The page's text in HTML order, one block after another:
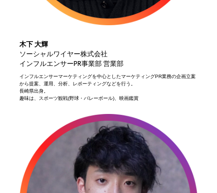
木下 大輝
ソーシャルワイヤー株式会社
インフルエンサーPR事業部 営業部
インフルエンサーマーケティングを中心としたマーケティングPR業務の企画立案
から提案、運用、分析、レポーティングなどを行う。​
長崎県出身。​
趣味は、スポーツ観戦(野球・バレーボール)、映画鑑賞​